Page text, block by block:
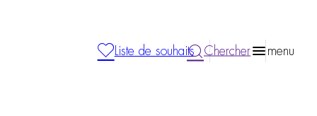
Liste de souhaits Chercher menu